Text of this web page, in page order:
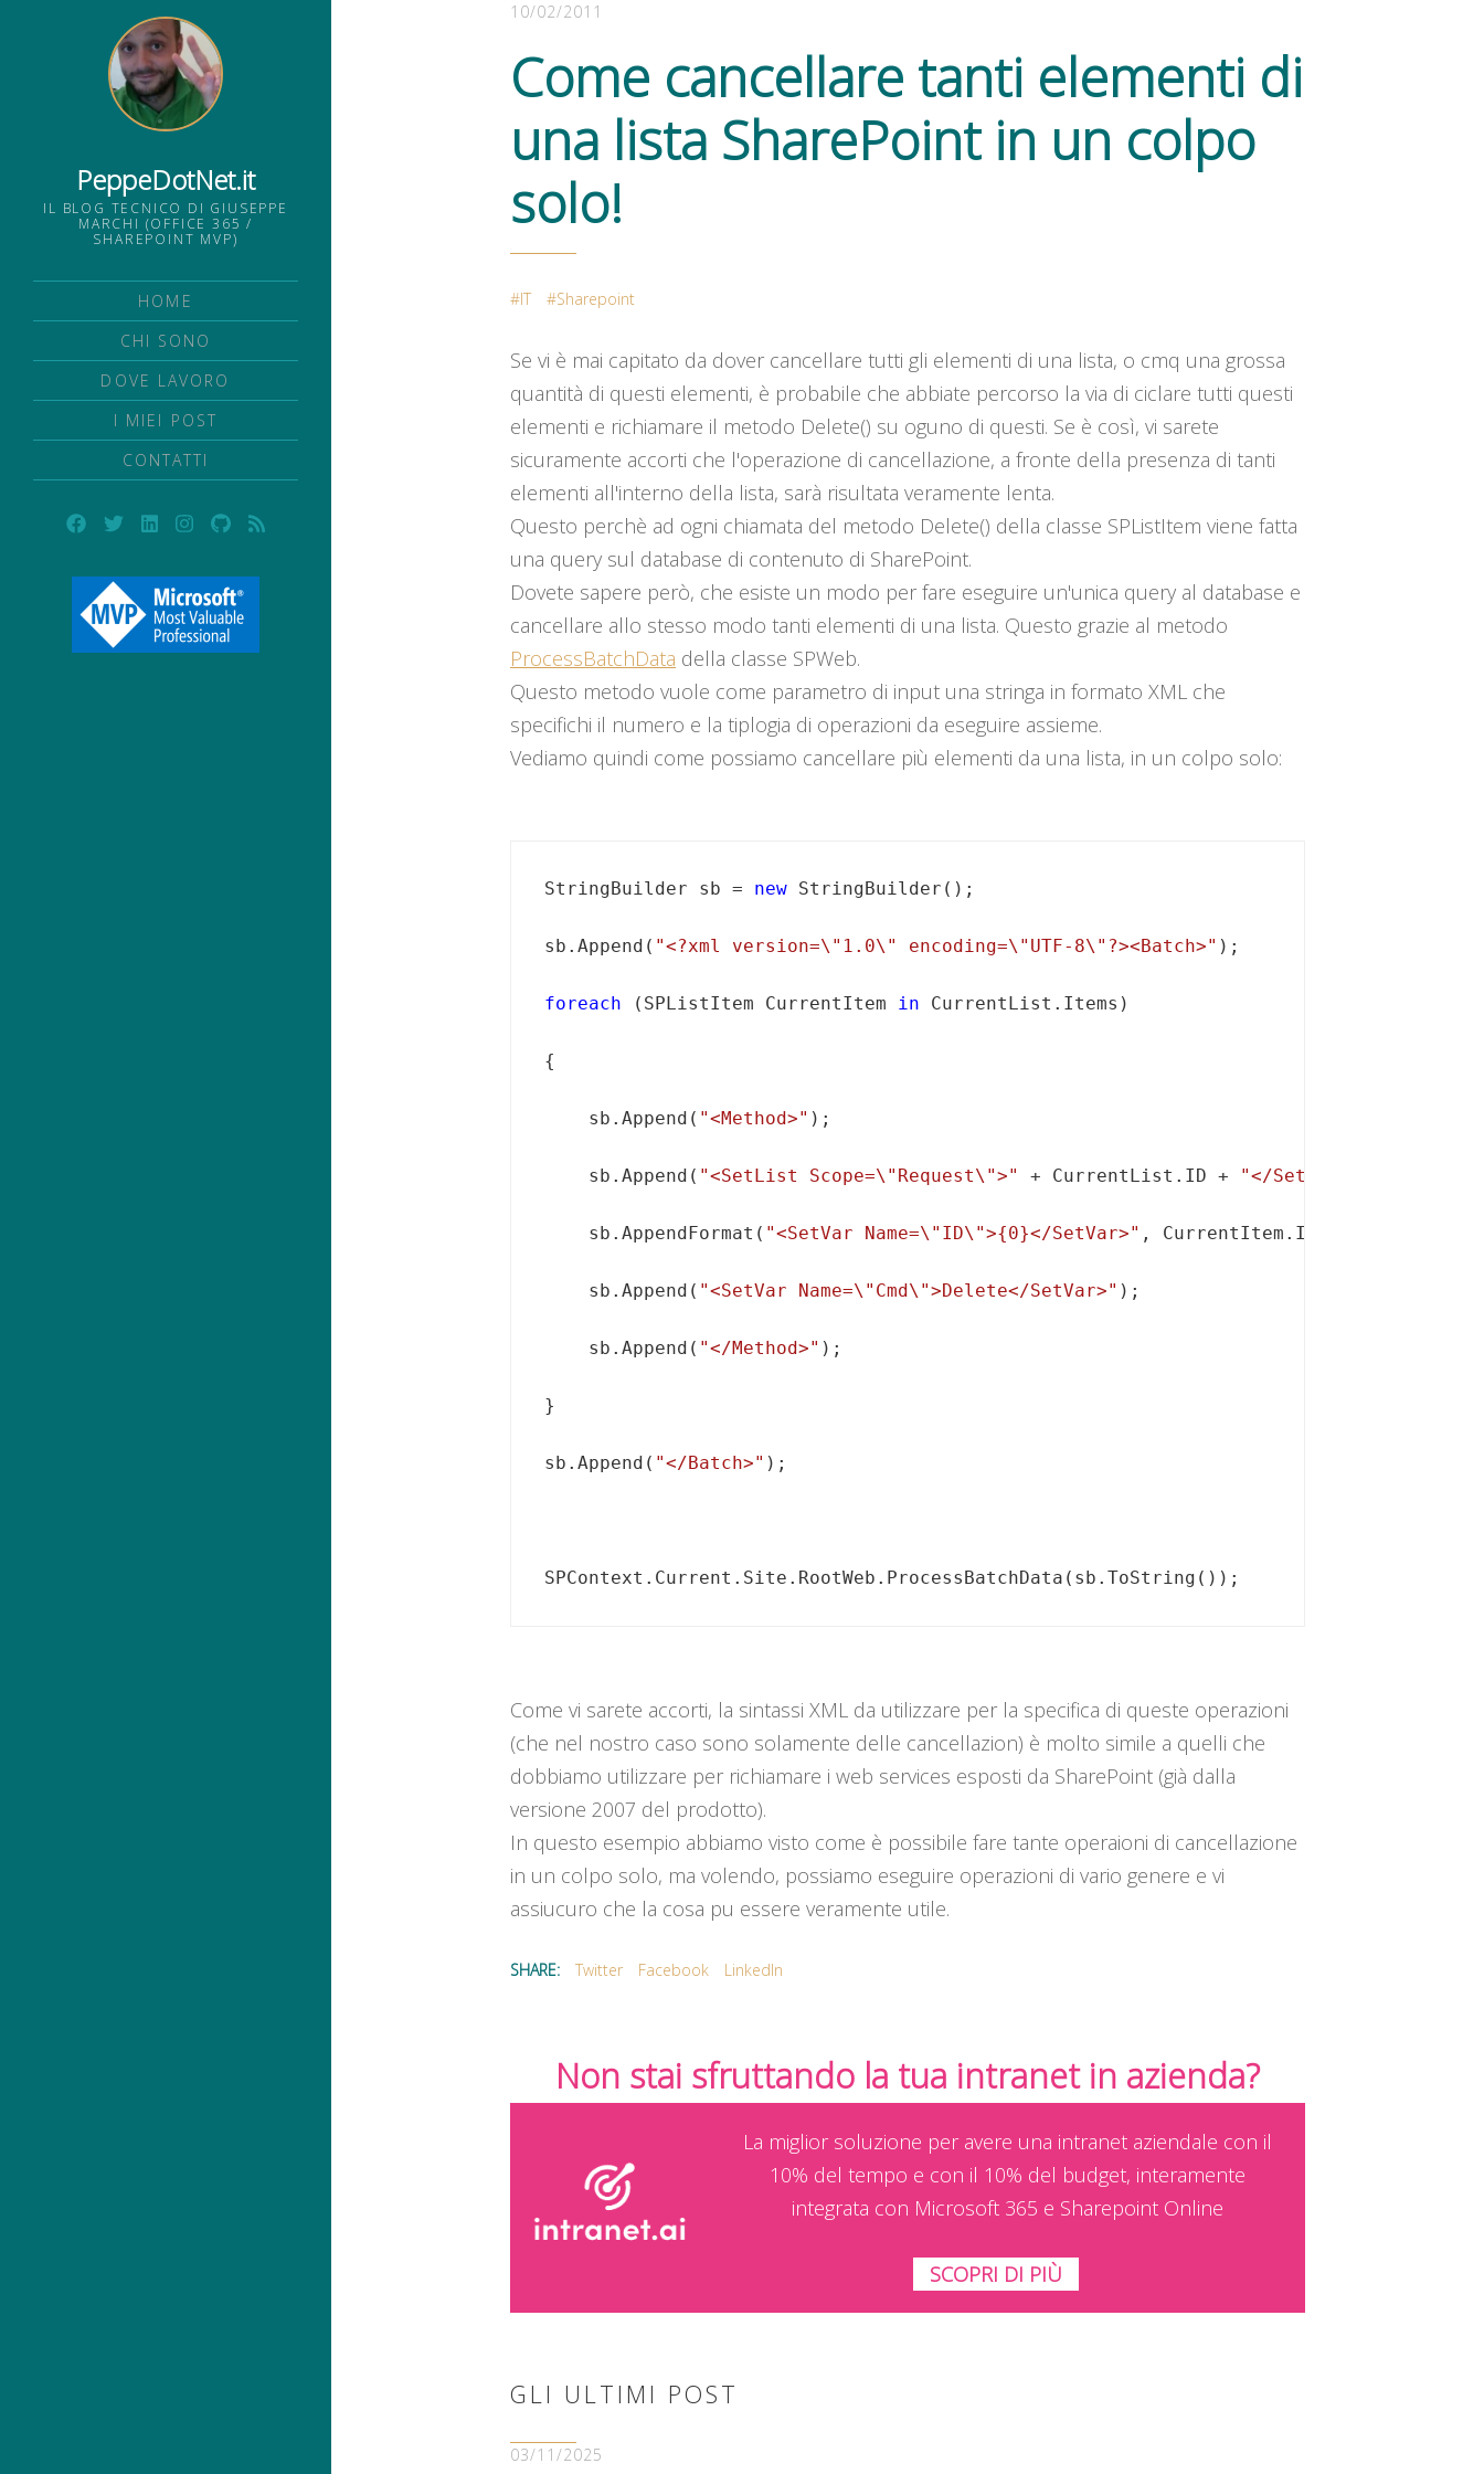
PeppeDotNet.it
IL BLOG TECNICO DI GIUSEPPE
MARCHI (OFFICE 365 /
SHAREPOINT MVP)
HOME
CHI SONO
DOVE LAVORO
I MIEI POST
CONTATTI
10/02/2011
Come cancellare tanti elementi di
una lista SharePoint in un colpo
solo!
IT Sharepoint
Se vi è mai capitato da dover cancellare tutti gli elementi di una lista, o cmq una grossa
quantità di questi elementi, è probabile che abbiate percorso la via di ciclare tutti questi
elementi e richiamare il metodo Delete() su oguno di questi. Se è così, vi sarete
sicuramente accorti che l'operazione di cancellazione, a fronte della presenza di tanti
elementi all'interno della lista, sarà risultata veramente lenta.
Questo perchè ad ogni chiamata del metodo Delete() della classe SPListItem viene fatta
una query sul database di contenuto di SharePoint.
Dovete sapere però, che esiste un modo per fare eseguire un'unica query al database e
cancellare allo stesso modo tanti elementi di una lista. Questo grazie al metodo
ProcessBatchData della classe SPWeb.
Questo metodo vuole come parametro di input una stringa in formato XML che
specifichi il numero e la tiplogia di operazioni da eseguire assieme.
Vediamo quindi come possiamo cancellare più elementi da una lista, in un colpo solo:
StringBuilder sb = new
sb.Append( "<?xml version=\"1.0\" encoding=\"UTF-8\"?><Batch>"
foreach (SPListItem CurrentItem in
    sb.Append(
"<Method>"
    sb.Append(
"<SetList Scope=\"Request\">" + CurrentList.ID + "</SetList>"
    sb.AppendFormat(
"<SetVar Name=\"ID\">{0}</SetVar>"
    sb.Append(
"<SetVar Name=\"Cmd\">Delete</SetVar>"
    sb.Append(
"</Method>"
sb.Append( "</Batch>"
SPContext.Current.Site.RootWeb.ProcessBatchData(sb.ToString());
Come vi sarete accorti, la sintassi XML da utilizzare per la specifica di queste operazioni
(che nel nostro caso sono solamente delle cancellazion) è molto simile a quelli che
dobbiamo utilizzare per richiamare i web services esposti da SharePoint (già dalla
versione 2007 del prodotto).
In questo esempio abbiamo visto come è possibile fare tante operaioni di cancellazione
in un colpo solo, ma volendo, possiamo eseguire operazioni di vario genere e vi
assiucuro che la cosa pu essere veramente utile.
SHARE: Twitter Facebook LinkedIn
Non stai sfruttando la tua intranet in azienda?
La miglior soluzione per avere una intranet aziendale con il
10% del tempo e con il 10% del budget, interamente
integrata con Microsoft 365 e Sharepoint Online
SCOPRI DI PIÙ
GLI ULTIMI POST
03/11/2025